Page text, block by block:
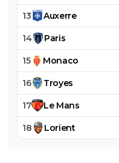
13 Auxerre
14 Paris
15 Monaco
16 Troyes
17 Le Mans
18 Lorient